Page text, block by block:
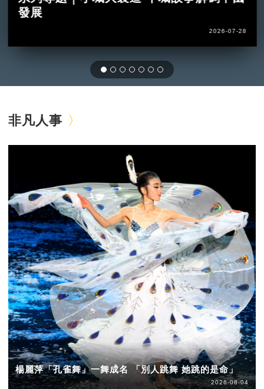
發展
2026-07-28
非凡人事
楊麗萍「孔雀舞」一舞成名 「別人跳舞 她跳的是命」
2026-08-04